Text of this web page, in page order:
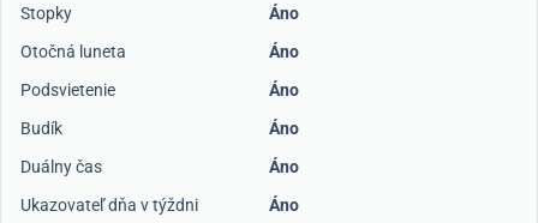
Stopky
Áno
Otočná luneta
Áno
Podsvietenie
Áno
Budík
Áno
Duálny čas
Áno
Ukazovateľ dňa v týždni
Áno